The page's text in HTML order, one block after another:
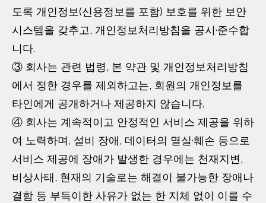
도록 개인정보(신용정보를 포함) 보호를 위한 보안
시스템을 갖추고, 개인정보처리방침을 공시·준수합
니다.
③ 회사는 관련 법령, 본 약관 및 개인정보처리방침
에서 정한 경우를 제외하고는, 회원의 개인정보를
타인에게 공개하거나 제공하지 않습니다.
④ 회사는 계속적이고 안정적인 서비스 제공을 위하
여 노력하며, 설비 장애, 데이터의 멸실·훼손 등으로
서비스 제공에 장애가 발생한 경우에는 천재지변,
비상사태, 현재의 기술로는 해결이 불가능한 장애나
결함 등 부득이한 사유가 없는 한 지체 없이 이를 수